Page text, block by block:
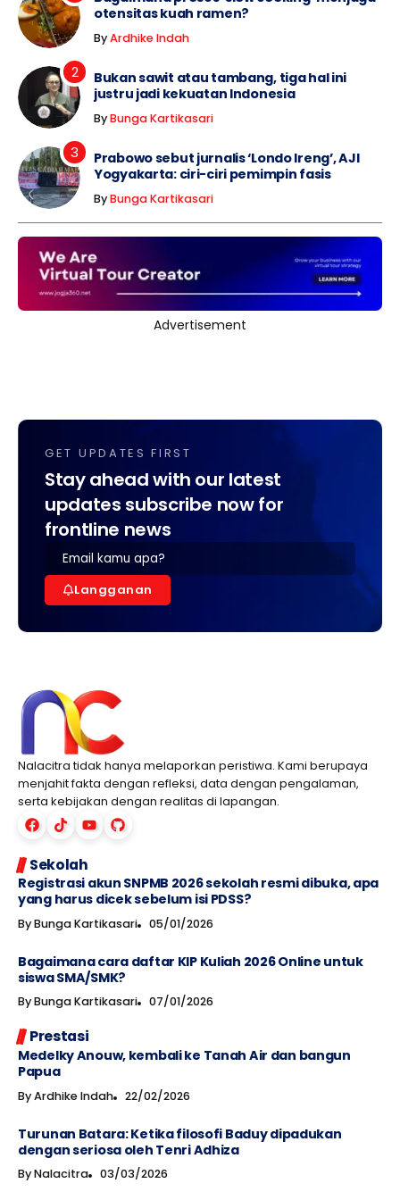
otensitas kuah ramen?
ByArdhike Indah
Bukan sawit atau tambang, tiga hal ini
justru jadi kekuatan Indonesia
ByBunga Kartikasari
Prabowo sebut jurnalis ‘Londo Ireng’, AJI
Yogyakarta: ciri-ciri pemimpin fasis
ByBunga Kartikasari
Advertisement
GET UPDATES FIRST
Stay ahead with our latest
updates subscribe now for
frontline news
Langganan
Nalacitra tidak hanya melaporkan peristiwa. Kami berupaya
menjahit fakta dengan refleksi, data dengan pengalaman,
serta kebijakan dengan realitas di lapangan.
Sekolah
Registrasi akun SNPMB 2026 sekolah resmi dibuka, apa
yang harus dicek sebelum isi PDSS?
ByBunga Kartikasari 05/01/2026
Bagaimana cara daftar KIP Kuliah 2026 Online untuk
siswa SMA/SMK?
ByBunga Kartikasari 07/01/2026
Prestasi
Medelky Anouw, kembali ke Tanah Air dan bangun
Papua
ByArdhike Indah 22/02/2026
Turunan Batara: Ketika filosofi Baduy dipadukan
dengan seriosa oleh Tenri Adhiza
ByNalacitra 03/03/2026